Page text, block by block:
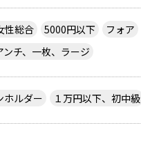
性総合 5000円以下 フォア
ンチ、一枚、ラージ
ホルダー
１万円以下、初中級